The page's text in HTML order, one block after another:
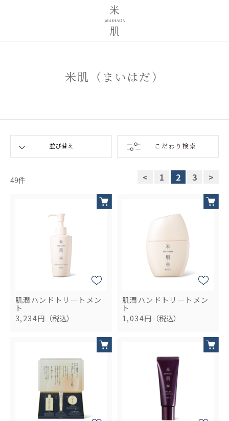
米肌（まいはだ）
こだわり検索
49件 < 1 2 3 >
肌潤ハンドトリートメン
ト
3,234円 （税込）
肌潤ハンドトリートメン
ト
1,034円 （税込）